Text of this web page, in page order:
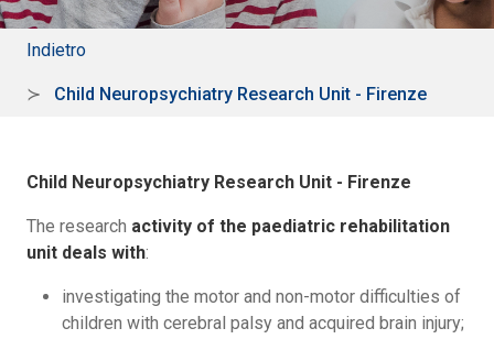
Indietro
Child Neuropsychiatry Research Unit - Firenze
Child Neuropsychiatry Research Unit - Firenze
The research activity of the paediatric rehabilitation
unit deals with:
investigating the motor and non-motor difficulties of
children with cerebral palsy and acquired brain injury;